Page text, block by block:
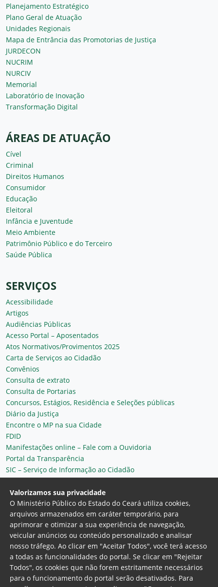
Planejamento Estratégico
Plano Geral de Atuação
Unidades Regionais
Mapa de Entrância das Promotorias de Justiça
JURDECON
NUCRIM
NURCIV
Memorial
Laboratório de Inovação
Transformação Digital
ÁREAS DE ATUAÇÃO
Cível
Criminal
Direitos Humanos
Consumidor
Educação
Eleitoral
Infância e Juventude
Meio Ambiente
Patrimônio Público e do Terceiro
Saúde Pública
SERVIÇOS
Acessibilidade
Artigos
Audiências Públicas
Acesso Portal – Aposentados
Atos Normativos/Provimentos 2025
Carta de Serviços ao Cidadão
Convênios
Consulta de extrato
Consulta de Portarias
Concursos, Estágios, Residência e Seleções públicas
Diário da Justiça
Encontre o MP na sua Cidade
FDID
Manifestações online – Fale com a Ouvidoria
Portal da Transparência
SIC – Serviço de Informação ao Cidadão
Plantão MP do Ceará
Secretaria Geral
Ministério Público do Estado do Ceará
Valorizamos sua privacidade
O Ministério Público do Estado do Ceará utiliza cookies,
arquivos armazenados em caráter temporário, para
aprimorar e otimizar a sua experiência de navegação,
veicular anúncios ou conteúdo personalizado e analisar
nosso tráfego. Ao clicar em "Aceitar Todos", você terá acesso
a todas as funcionalidades do portal. Se clicar em "Rejeitar
Todos", os cookies que não forem estritamente necessários
para o funcionamento do portal serão desativados. Para